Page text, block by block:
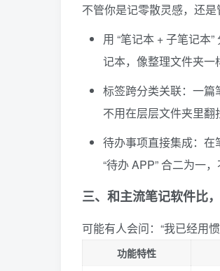
不管你是记零散灵感，还
用 “笔记本 + 子笔记本
记本，像整理文件夹一
标签跨分类关联：一篇
不用在层层文件夹里翻
待办事项直接集成：在
“待办 APP” 合二为一
三、和主流笔记软件比
可能有人会问：“我已经用
功能特性